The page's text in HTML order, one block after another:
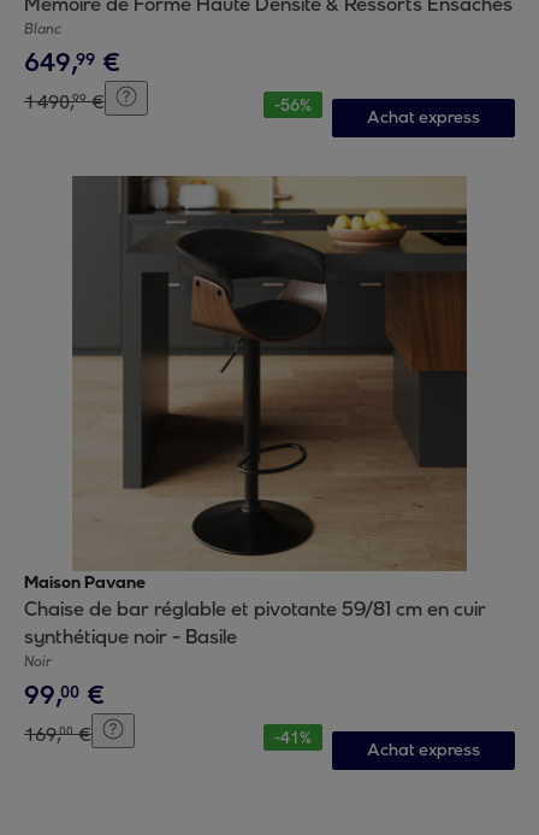
Blanc
649,99 €
1490,99 € -56%
Achat express
Maison Pavane
Chaise de bar réglable et pivotante 59/81 cm en cuir
synthétique noir - Basile
Noir
99,00 €
169,00 € -41%
Achat express